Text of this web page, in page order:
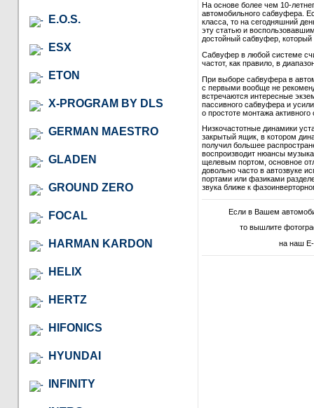
E.O.S.
ESX
ETON
X-PROGRAM BY DLS
GERMAN MAESTRO
GLADEN
GROUND ZERO
FOCAL
HARMAN KARDON
HELIX
HERTZ
HIFONICS
HYUNDAI
INFINITY
На основе более чем 10-
автомобильного сабвуфера.
класса, то на сегодняшний
эту статью и
достойный сабвуфер, который
Сабвуфер в любой системе
частот, как правило, в
При выборе сабвуфера в
с первыми вообще не
встречаются интересные
пассивного сабвуфера и
о простоте монтажа
Низкочастотные динамики
закрытый ящик, в котором
получил большее
воспроизводит нюансы
щелевым портом, основное
довольно часто в автозвуке
портами или фазиками
звука ближе к
Если в Вашем
то вышлите
на наш